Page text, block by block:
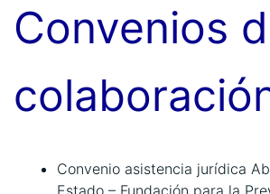
Convenios
Convenio asistencia jurídica